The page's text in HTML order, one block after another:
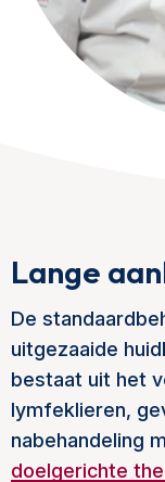
Lange
De
uitgezaaide
bestaat uit het
lymfeklieren,
nabehandeling
doelgerichte